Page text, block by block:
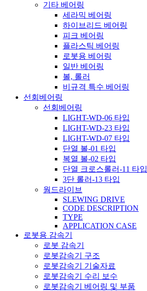
기타 베어링
세라믹 베어링
하이브리드 베어링
피크 베어링
플라스틱 베어링
로봇용 베어링
일반 베어링
볼, 롤러
비규격 특수 베어링
선회베어링
선회베어링
LIGHT-WD-06 타입
LIGHT-WD-23 타입
LIGHT-WD-07 타입
단열 볼-01 타입
복열 볼-02 타입
단열 크로스롤러-11 타입
3단 롤러-13 타입
웜드라이브
SLEWING DRIVE
CODE DESCRIPTION
TYPE
APPLICATION CASE
로봇용 감속기
로봇 감속기
로봇감속기 구조
로봇감속기 기술자료
로봇감속기 수리 보수
로봇감속기 베어링 및 부품